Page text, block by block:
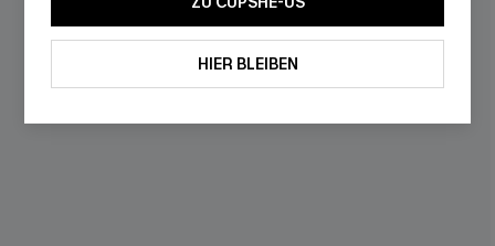
HIER BLEIBEN